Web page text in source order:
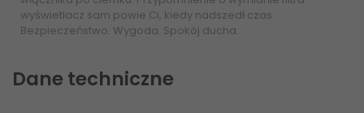
wyświetlacz sam powie Ci, kiedy nadszedł czas.
Bezpieczeństwo. Wygoda. Spokój ducha.
Dane techniczne